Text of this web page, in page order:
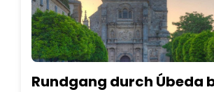
Rundgang durch Úbeda